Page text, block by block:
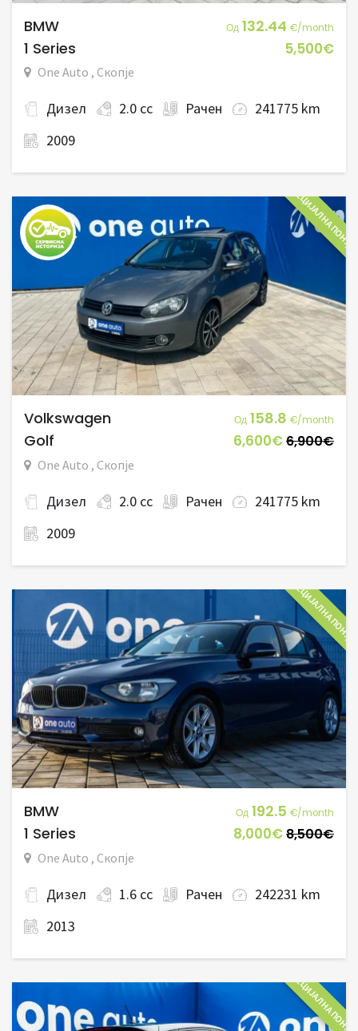
BMW Од 132.44 €/month
1 Series 5,500€
One Auto , Скопје
Дизел 2.0 cc Рачен
241775 km
2009
СПЕЦИЈАЛНА
Volkswagen Од 158.8 €/month
Golf 6,600€6,900€
One Auto , Скопје
Дизел 2.0 cc Рачен
241775 km
2009
СПЕЦИЈАЛНА
BMW Од 192.5 €/month
1 Series 8,000€8,500€
One Auto , Скопје
Дизел 1.6 cc Рачен
242231 km
2013
СПЕЦИЈАЛНА